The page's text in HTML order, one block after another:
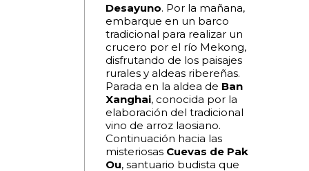
Desayuno. Por la mañana,
embarque en un barco
tradicional para realizar un
crucero por el río Mekong,
disfrutando de los paisajes
rurales y aldeas ribereñas.
Parada en la aldea de Ban
Xanghai, conocida por la
elaboración del tradicional
vino de arroz laosiano.
Continuación hacia las
misteriosas Cuevas de Pak
Ou, santuario budista que